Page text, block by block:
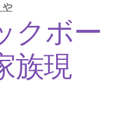
や
クボー
族現